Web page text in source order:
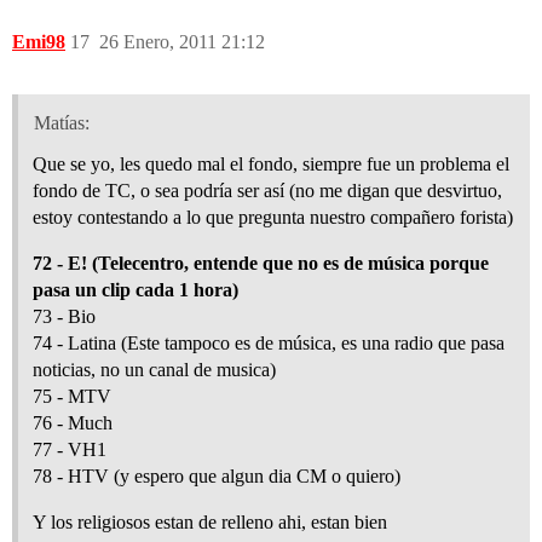
Emi98 26 Enero, 2011 21:12
17
Matías:
Que se yo, les quedo mal el fondo, siempre fue un problema el
fondo de TC, o sea podría ser así (no me digan que desvirtuo,
estoy contestando a lo que pregunta nuestro compañero forista)
72 - E! (Telecentro, entende que no es de música porque
pasa un clip cada 1 hora)
73 - Bio
74 - Latina (Este tampoco es de música, es una radio que pasa
noticias, no un canal de musica)
75 - MTV
76 - Much
77 - VH1
78 - HTV (y espero que algun dia CM o quiero)
Y los religiosos estan de relleno ahi, estan bien